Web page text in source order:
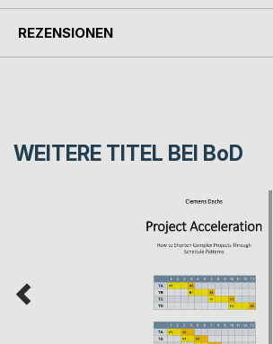
REZENSIONEN
WEITERE TITEL BEI BoD